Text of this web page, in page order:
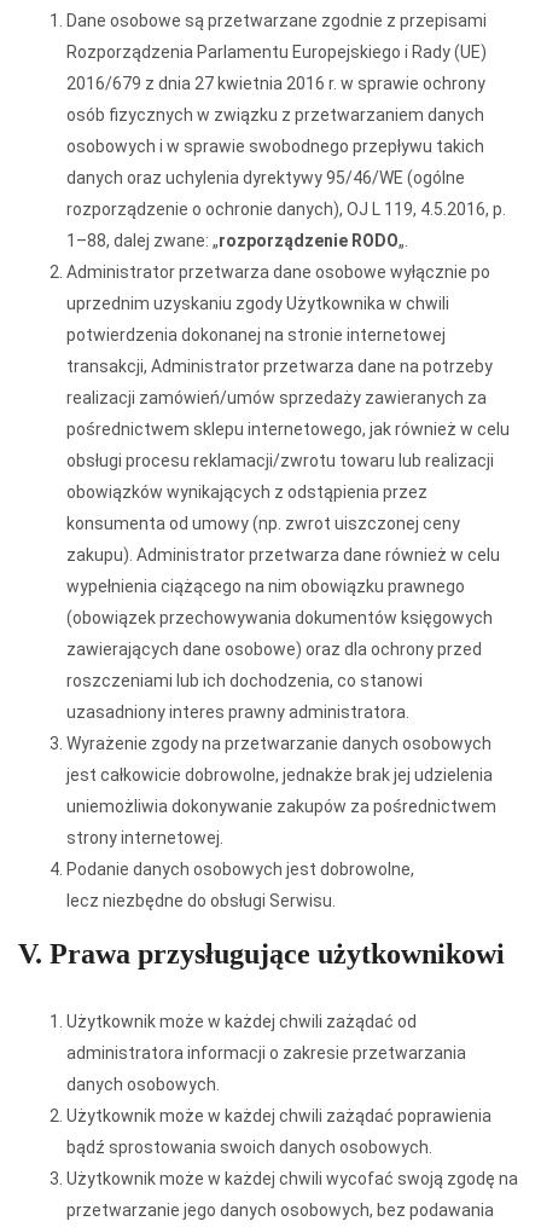
Dane osobowe są przetwarzane zgodnie z przepisami
Rozporządzenia Parlamentu Europejskiego i Rady (UE)
2016/679 z dnia 27 kwietnia 2016 r. w sprawie ochrony
osób fizycznych w związku z przetwarzaniem danych
osobowych i w sprawie swobodnego przepływu takich
danych oraz uchylenia dyrektywy 95/46/WE (ogólne
rozporządzenie o ochronie danych), OJ L 119, 4.5.2016, p.
1–88, dalej zwane: „rozporządzenie RODO„.
Administrator przetwarza dane osobowe wyłącznie po
uprzednim uzyskaniu zgody Użytkownika w chwili
potwierdzenia dokonanej na stronie internetowej
transakcji, Administrator przetwarza dane na potrzeby
realizacji zamówień/umów sprzedaży zawieranych za
pośrednictwem sklepu internetowego, jak również w celu
obsługi procesu reklamacji/zwrotu towaru lub realizacji
obowiązków wynikających z odstąpienia przez
konsumenta od umowy (np. zwrot uiszczonej ceny
zakupu). Administrator przetwarza dane również w celu
wypełnienia ciążącego na nim obowiązku prawnego
(obowiązek przechowywania dokumentów księgowych
zawierających dane osobowe) oraz dla ochrony przed
roszczeniami lub ich dochodzenia, co stanowi
uzasadniony interes prawny administratora.
Wyrażenie zgody na przetwarzanie danych osobowych
jest całkowicie dobrowolne, jednakże brak jej udzielenia
uniemożliwia dokonywanie zakupów za pośrednictwem
strony internetowej.
Podanie danych osobowych jest dobrowolne,
lecz niezbędne do obsługi Serwisu.
V. Prawa przysługujące użytkownikowi
Użytkownik może w każdej chwili zażądać od
administratora informacji o zakresie przetwarzania
danych osobowych.
Użytkownik może w każdej chwili zażądać poprawienia
bądź sprostowania swoich danych osobowych.
Użytkownik może w każdej chwili wycofać swoją zgodę na
przetwarzanie jego danych osobowych, bez podawania